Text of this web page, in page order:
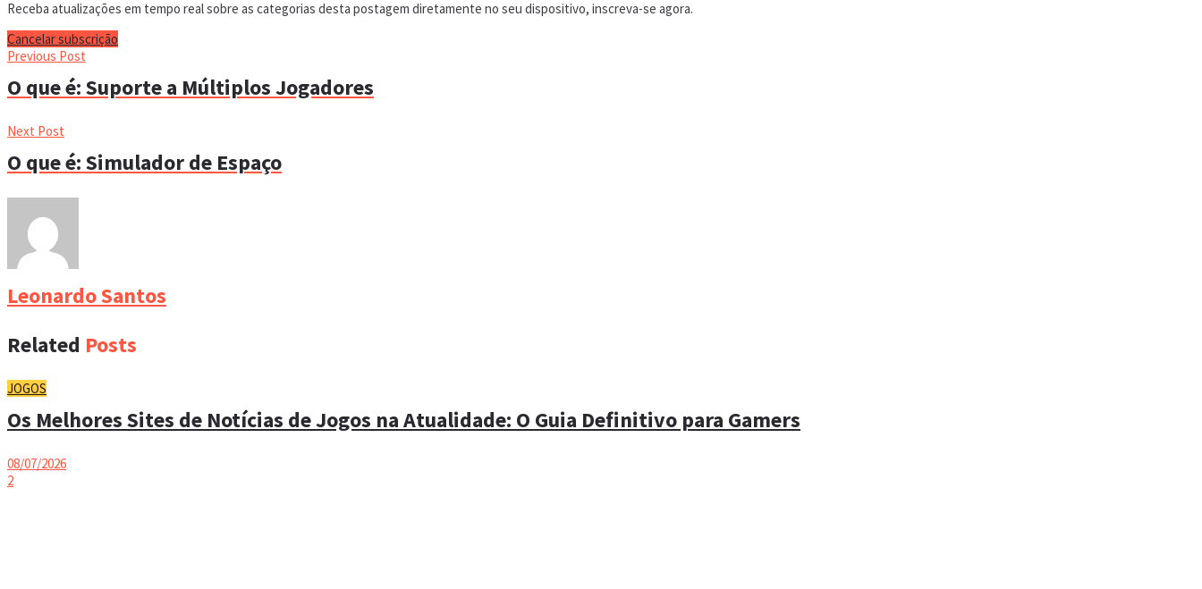
Receba atualizações em tempo real sobre as categorias desta postagem diretamente no seu dispositivo, inscreva-se agora.
Cancelar subscrição
Previous Post
O que é: Suporte a Múltiplos Jogadores
Next Post
O que é: Simulador de Espaço
Leonardo Santos
Related Posts
JOGOS
Os Melhores Sites de Notícias de Jogos na Atualidade: O Guia Definitivo para Gamers
08/07/2026
2